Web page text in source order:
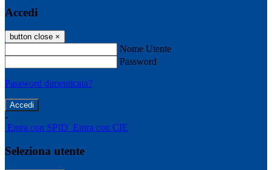
Accedi
button close ×
Nome Utente
Password
Password dimenticata?
-
Entra con SPID Entra con CIE
Seleziona utente